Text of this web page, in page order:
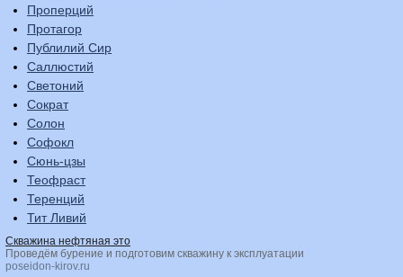
Проперций
Протагор
Публилий Сир
Саллюстий
Светоний
Сократ
Солон
Софокл
Сюнь-цзы
Теофраст
Теренций
Тит Ливий
Скважина нефтяная это
Проведём бурение и подготовим скважину к эксплуатации
poseidon-kirov.ru